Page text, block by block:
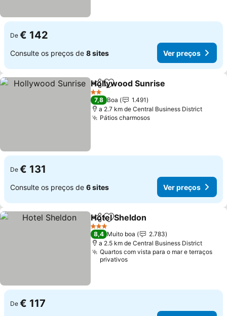
De € 142
Consulte os preços de 8 sites Ver preços
PartilharAdicionar aos favoritos
Hollywood Sunrise
2 Estrelas
7,8 Boa
1.491
a 2.7 km de Central Business District
Pátios charmososVer preços
De € 131
Consulte os preços de 6 sites Ver preços
PartilharAdicionar aos favoritos
Hotel Sheldon
3 Estrelas
8,4 Muito boa
2.783
a 2.5 km de Central Business District
Quartos com vista para o mar e terraços
privativos
De € 117